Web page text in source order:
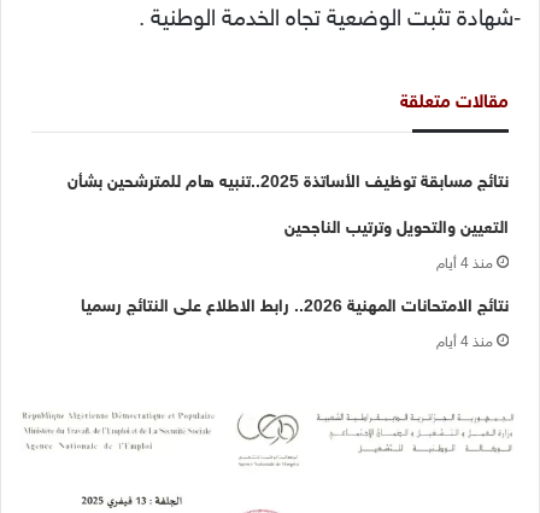
-شهادة تثبت الوضعية تجاه الخدمة الوطنية .
مقالات متعلقة
نتائج مسابقة توظيف الأساتذة 2025..تنبيه هام للمترشحين بشأن
التعيين والتحويل وترتيب الناجحين
منذ 4 أيام
نتائج الامتحانات المهنية 2026.. رابط الاطلاع على النتائج رسميا
منذ 4 أيام